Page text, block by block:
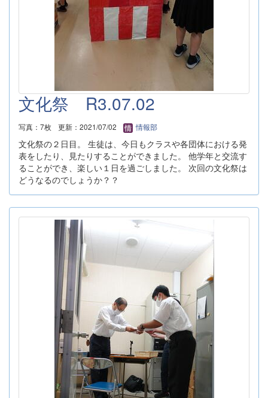
文化祭 R3.07.02
写真：7枚 更新：2021/07/02 情報部
文化祭の２日目。 生徒は、今日もクラスや各団体における発
表をしたり、見たりすることができました。 他学年と交流す
ることができ、楽しい１日を過ごしました。 次回の文化祭は
どうなるのでしょうか？？